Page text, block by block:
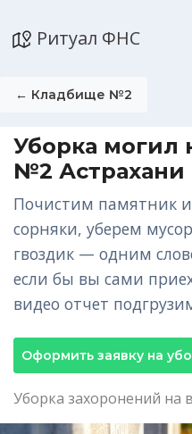
Ритуал ФНС
← Кладбище №2
Уборка могил
№2
Почистим памятник
сорняки, уберем
гвоздик — одним
если бы вы сами
видео отчет
Оформить заявку на
Уборка захоронений на